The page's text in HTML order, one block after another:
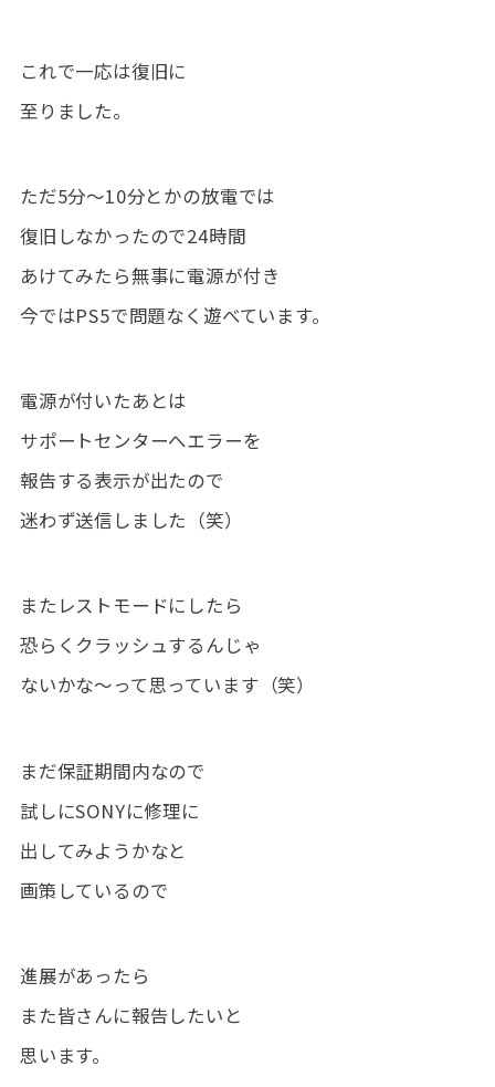
これで一応は復旧に
至りました。
ただ5分～10分とかの放電では
復旧しなかったので24時間
あけてみたら無事に電源が付き
今ではPS5で問題なく遊べています。
電源が付いたあとは
サポートセンターへエラーを
報告する表示が出たので
迷わず送信しました（笑）
またレストモードにしたら
恐らくクラッシュするんじゃ
ないかな～って思っています（笑）
まだ保証期間内なので
試しにSONYに修理に
出してみようかなと
画策しているので
進展があったら
また皆さんに報告したいと
思います。